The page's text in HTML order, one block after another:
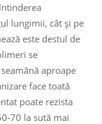
lungimii, cât și pe
este destul de
se
aproape
face toată
poate rezista
70 la sută mai